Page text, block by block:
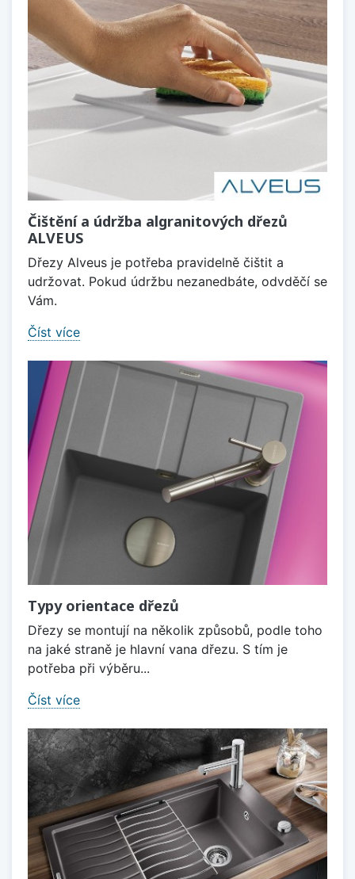
Čištění a údržba algranitových dřezů
ALVEUS
Dřezy Alveus je potřeba pravidelně čištit a
udržovat. Pokud údržbu nezanedbáte, odvděčí se
Vám.
Číst více
Typy orientace dřezů
Dřezy se montují na několik způsobů, podle toho
na jaké straně je hlavní vana dřezu. S tím je
potřeba při výběru...
Číst více